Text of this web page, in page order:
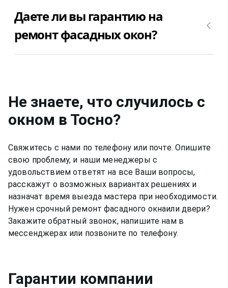
которой сломалось фасадное окно, можно
приступить к ремонту. Позвоните +7(812)9563854
и вызовите мастера для ремонта фасадных окон
в Тосно недорого и качественно.
самостоятельно? Сделать ремонт фасадных окон
в Тосно самостоятельно вполне возможно, но мы
рекомендуем доверить эту работу
вызовите мастера для ремонта фасадных окон в
Тосно недорого и качественно.
Даете ли вы гарантию на
ремонт фасадных окон?
Не знаете, что случилось с
окном в Тосно?
Свяжитесь с нами по телефону или почте. Опишите
свою проблему, и наши менеджеры с
удовольствием ответят на все Ваши вопросы,
расскажут о возможных вариантах решениях и
назначат время выезда мастера при необходимости.
Нужен срочный ремонтфасадного окнаили двери?
Закажите обратный звонок, напишите нам в
мессенджерах или позвоните по телефону.
Гарантии компании